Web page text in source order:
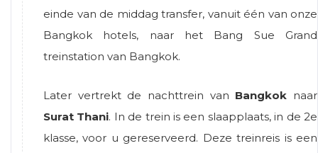
einde van de middag transfer, vanuit één van onze
Bangkok hotels, naar het Bang Sue Grand
treinstation van Bangkok.
Later vertrekt de nachttrein van Bangkok naar
Surat Thani. In de trein is een slaapplaats, in de 2e
klasse, voor u gereserveerd. Deze treinreis is een